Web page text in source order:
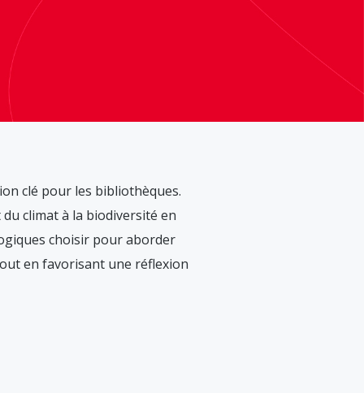
clé pour les bibliothèques.
climat à la biodiversité en
choisir pour aborder
en favorisant une réflexion